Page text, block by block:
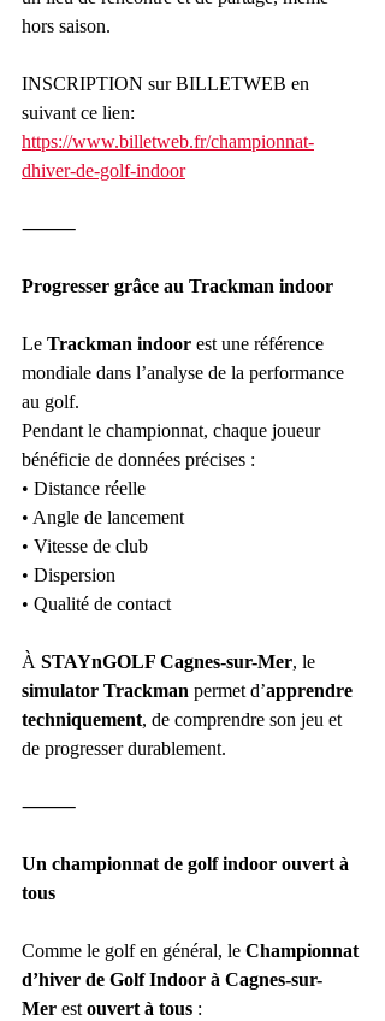
hors saison.
INSCRIPTION sur BILLETWEB en
suivant ce lien:
https://www.billetweb.fr/championnat-
dhiver-de-golf-indoor
⸻
Progresser grâce au Trackman indoor
Le Trackman indoor est une référence
mondiale dans l’analyse de la performance
au golf.
Pendant le championnat, chaque joueur
bénéficie de données précises :
• Distance réelle
• Angle de lancement
• Vitesse de club
• Dispersion
• Qualité de contact
À STAYnGOLF Cagnes-sur-Mer, le
simulator Trackman permet d’apprendre
techniquement, de comprendre son jeu et
de progresser durablement.
⸻
Un championnat de golf indoor ouvert à
tous
Comme le golf en général, le Championnat
d’hiver de Golf Indoor à Cagnes-sur-
Mer est ouvert à tous :